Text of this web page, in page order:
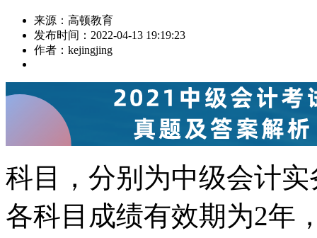
来源： 高顿教育
发布时间： 2022-04-13 19:19:23
作者： kejingjing
科目，分别为中级会计
各科目成绩有效期为2年